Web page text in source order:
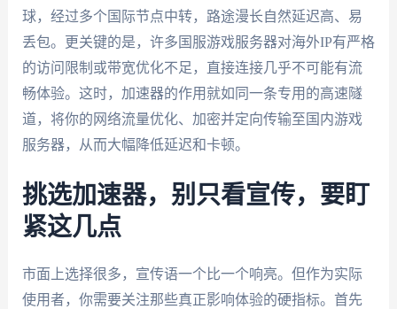
球，经过多个国际节点中转，路途漫长自然延迟高、易
丢包。更关键的是，许多国服游戏服务器对海外IP有严格
的访问限制或带宽优化不足，直接连接几乎不可能有流
畅体验。这时，加速器的作用就如同一条专用的高速隧
道，将你的网络流量优化、加密并定向传输至国内游戏
服务器，从而大幅降低延迟和卡顿。
挑选加速器，别只看宣传，要盯
紧这几点
市面上选择很多，宣传语一个比一个响亮。但作为实际
使用者，你需要关注那些真正影响体验的硬指标。首先